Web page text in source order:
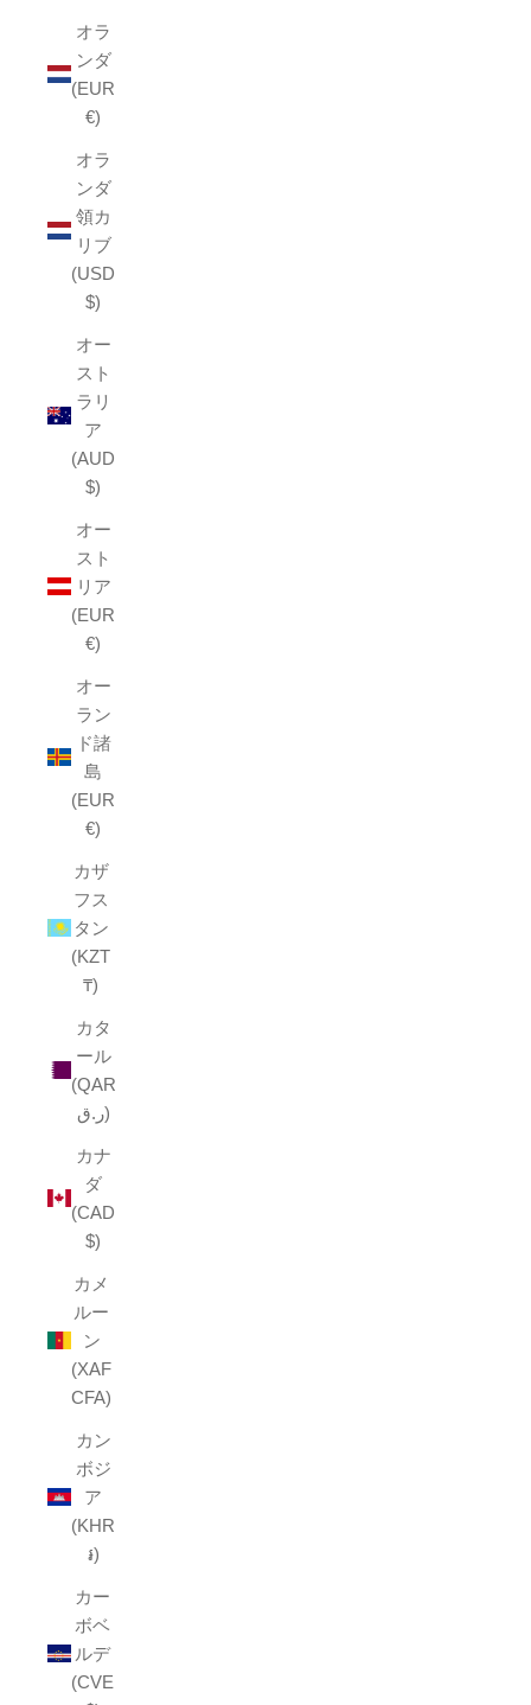
オラ
ンダ
(EUR
€)
オラ
ンダ
領カ
リブ
(USD
$)
オー
スト
ラリ
ア
(AUD
$)
オー
スト
リア
(EUR
€)
オー
ラン
ド諸
島
(EUR
€)
カザ
フス
タン
(KZT
₸)
カタ
ール
(QAR
ر.ق)
カナ
ダ
(CAD
$)
カメ
ルー
ン
(XAF
CFA)
カン
ボジ
ア
(KHR
៛)
カー
ボベ
ルデ
(CVE